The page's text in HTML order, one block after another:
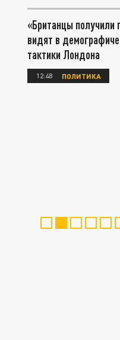
«Британцы получили
видят в
тактики Лондона
12:48 ПОЛИТИКА